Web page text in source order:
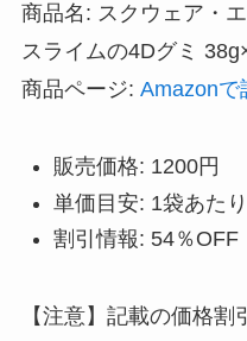
商品名: スクウェア・
スライムの4Dグミ
商品ページ: Amazonで
販売価格: 1200円
単価目安: 1袋あた
割引情報: 54％OFF
【注意】記載の価格